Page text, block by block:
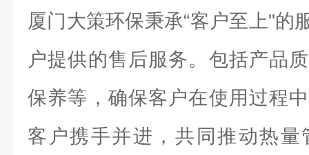
厦门大策环保秉承“客户至上"的
户提供的售后服务。包括产品
保养等，确保客户在使用过程
客户携手并进，共同推动热